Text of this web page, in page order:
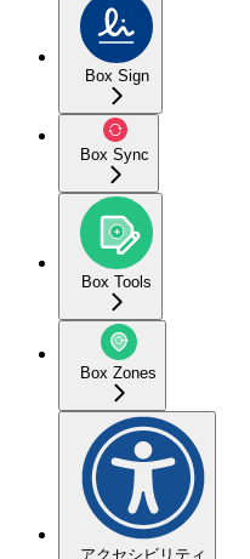
Box Sign
Box Sync
Box Tools
Box Zones
アクセシビリティ